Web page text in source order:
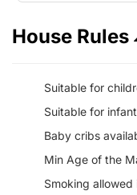
House Rules
Suitable for
Suitable for
Baby cribs
Min Age of the
Smoking allowed